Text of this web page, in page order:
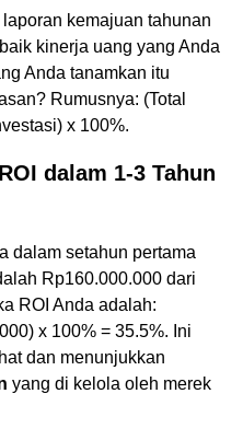
kemajuan tahunan
kinerja uang yang Anda
Anda tanamkan itu
Rumusnya: (Total
x 100%.
dalam 1-3 Tahun
dalam setahun pertama
Rp160.000.000 dari
ROI Anda adalah:
x 100% = 35.5%. Ini
dan menunjukkan
yang di kelola oleh merek